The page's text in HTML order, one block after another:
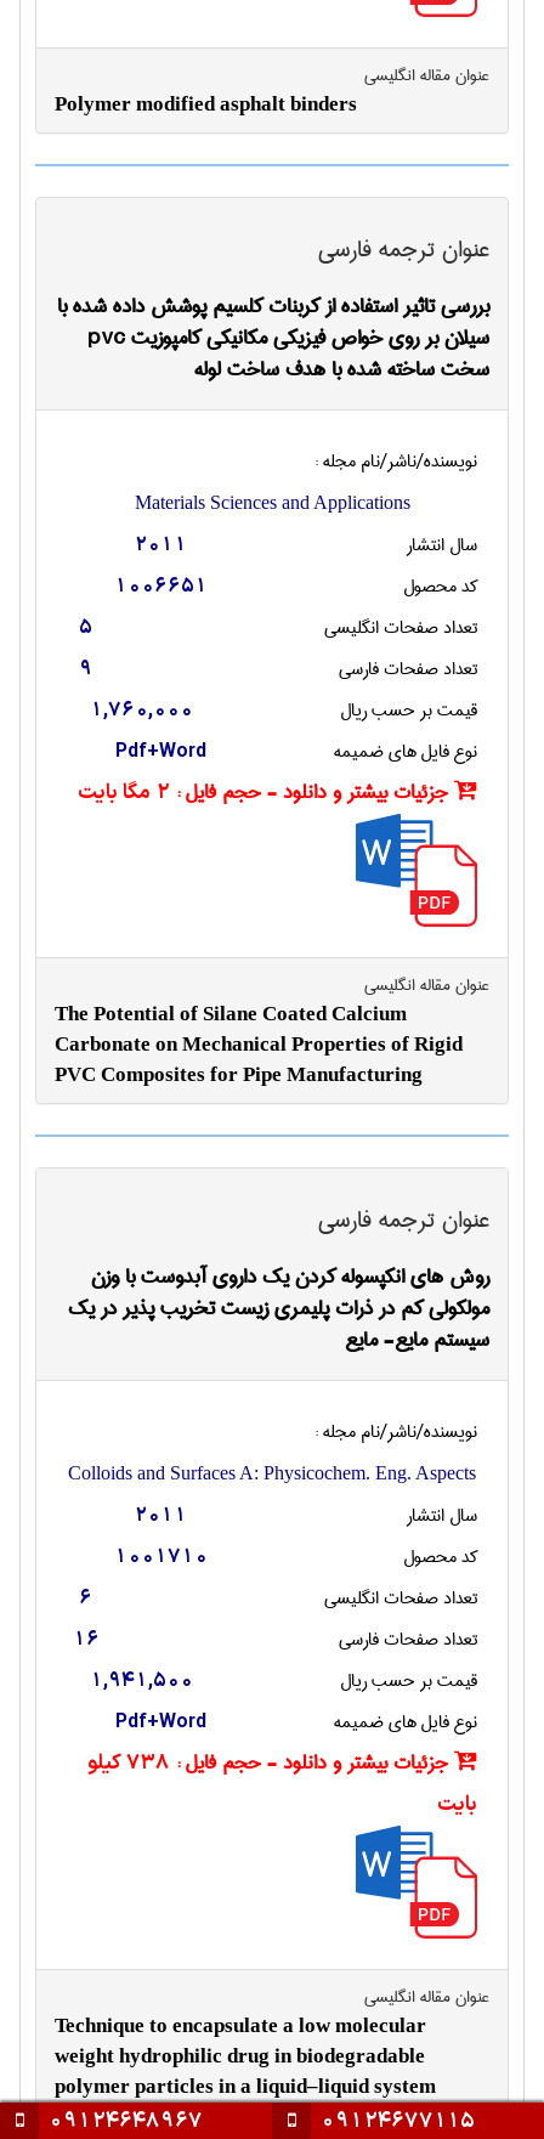
عنوان مقاله انگليسی
Polymer modified asphalt binders
عنوان ترجمه فارسی
بررسی تاثیر استفاده از کربنات کلسیم پوشش داده شده با
سیلان بر روی خواص فیزیکی مکانیکی کامپوزیت pvc
سخت ساخته شده با هدف ساخت لوله
نویسنده/ناشر/نام مجله :
Materials Sciences and Applications
سال انتشار 2011
کد محصول 1006651
تعداد صفحات انگليسی 5
تعداد صفحات فارسی 9
قیمت بر حسب ریال 1,760,000
نوع فایل های ضمیمه Pdf+Word
جزئیات بیشتر و دانلود - حجم فایل : 2 مگا بایت
عنوان مقاله انگليسی
The Potential of Silane Coated Calcium
Carbonate on Mechanical Properties of Rigid
PVC Composites for Pipe Manufacturing
عنوان ترجمه فارسی
روش های انکپسوله کردن یک داروی آبدوست با وزن
مولکولی کم در ذرات پلیمری زیست تخریب پذیر در یک
سیستم مایع- مایع
نویسنده/ناشر/نام مجله :
Colloids and Surfaces A: Physicochem. Eng. Aspects
سال انتشار 2011
کد محصول 1001710
تعداد صفحات انگليسی 6
تعداد صفحات فارسی 16
قیمت بر حسب ریال 1,941,500
نوع فایل های ضمیمه Pdf+Word
جزئیات بیشتر و دانلود - حجم فایل :
738 کیلو
بایت
عنوان مقاله انگليسی
Technique to encapsulate a low molecular
weight hydrophilic drug in biodegradable
polymer particles in a liquid–liquid system
09124677115
09124648967